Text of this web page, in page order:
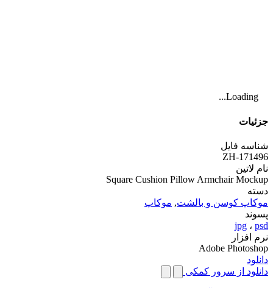
Loading...
جزئیات
شناسه فایل
ZH-171496
نام لاتین
Square Cushion Pillow Armchair Mockup
دسته
موکاپ کوسن و بالشت, موکاپ
پسوند
jpg ، psd
نرم افزار
Adobe Photoshop
دانلود
دانلود از سرور کمکی